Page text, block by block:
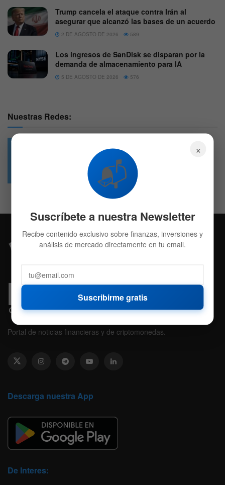
Trump cancela el ataque contra Irán al
asegurar que alcanzó las bases de un acuerdo
2 DE AGOSTO DE 2026 589
Los ingresos de SanDisk se disparan por la
demanda de almacenamiento para IA
5 DE AGOSTO DE 2026 576
Nuestras Redes:
4.7k
Followers
Portal de noticias financieras y de criptomonedas.
Descarga nuestra App
De Interes:
×
📬
Suscríbete a nuestra Newsletter
Recibe contenido exclusivo sobre finanzas, inversiones y
análisis de mercado directamente en tu email.
Suscribirme gratis